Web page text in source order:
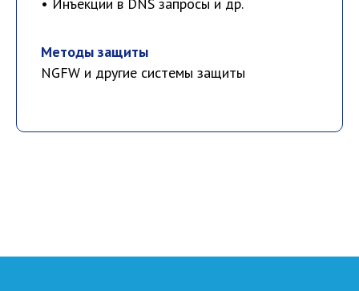
• Инъекции в DNS запросы и др.
Методы защиты
NGFW и другие системы защиты